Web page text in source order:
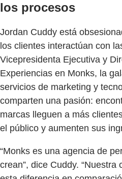
los procesos
Jordan Cuddy está
los clientes interactúan con
Vicepresidenta Ejecutiva y
Experiencias en Monks, la
servicios de marketing y
comparten una pasión:
marcas lleguen a más
el público y aumenten sus
“Monks es una agencia de
crean”, dice Cuddy.